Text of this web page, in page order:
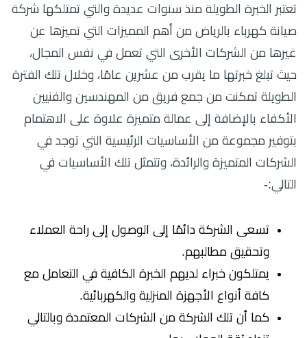
تعتبر الخبرة الطويلة منذ سنوات عديدة والتي تمتلكها شركة
صيانة كهرباء بالرياض من أهم المميزات التي تميزها عن
غيرها من الشركات الأخرى التي تعمل في نفس المجال،
حيث تبلغ خبرتها ما يقرب من عشرين عامًا، وخلال تلك الفترة
الطويلة تمكنت من جمع فريق من المهندسين والفنيين
الأكفاء بالإضافة إلى عمالة متميزة علاوة على الاهتمام
بتوفير مجموعة من الأساسيات الرئيسية التي توجد في
الشركات المتميزة والرائدة، وتتمثل تلك الأساسيات في
التالي:-
تسعى الشركة دائمًا إلى الوصول إلى راحة العملاء
وتحقيق مطالبهم.
يمتلكون خبراء لديهم الخبرة الكافية في التعامل مع
كافة أنواع الأجهزة المنزلية والكهربائية.
كما أن تلك الشركة من الشركات المعتمدة وبالتالي